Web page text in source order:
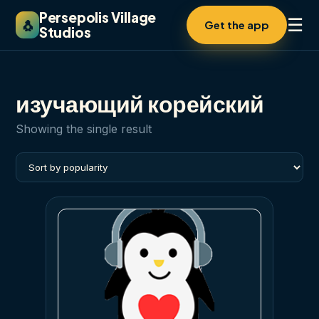
🐧 Persepolis Village
Studios
Get the app ☰
изучающий корейский
Showing the single result